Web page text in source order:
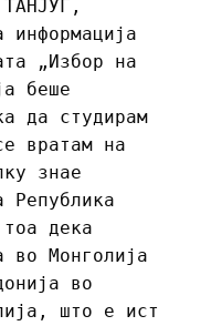
информација
„Избор на
беше
да студирам
вратам на
знае
Република
дека
во Монголија
во
што е ист